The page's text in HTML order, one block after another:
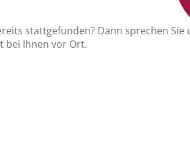
stattgefunden? Dann sprechen
bei Ihnen vor Ort.